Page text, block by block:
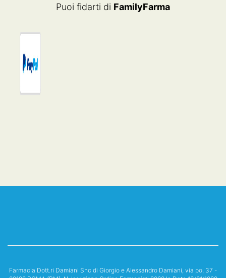
Puoi fidarti di FamilyFarma
Farmacia Dott.ri Damiani Snc di Giorgio e Alessandro Damiani, via po, 37 -